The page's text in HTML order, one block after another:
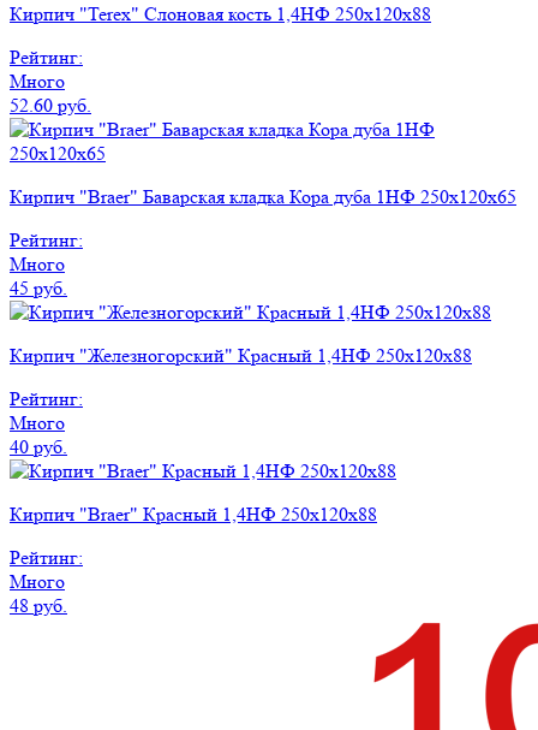
Кирпич "Terex" Слоновая кость 1,4НФ 250х120х88
Рейтинг:
Много
52.60 руб.
Кирпич "Braer" Баварская кладка Кора дуба 1НФ 250х120х65
Рейтинг:
Много
45 руб.
Кирпич "Железногорский" Красный 1,4НФ 250х120х88
Рейтинг:
Много
40 руб.
Кирпич "Braer" Красный 1,4НФ 250х120х88
Рейтинг:
Много
48 руб.